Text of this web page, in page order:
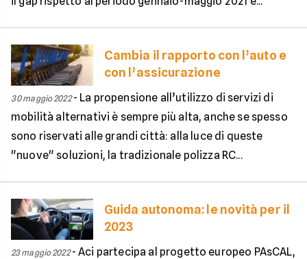
Cambia il rapporto con l’auto e
con l’assicurazione
30 maggio 2022- La propensione all’utilizzo di servizi di
mobilità alternativi è sempre più alta, anche se spesso
sono riservati alle grandi città: alla luce di queste
"nuove" soluzioni, la tradizionale polizza RC...
Guida autonoma: le novità per il
2023
23 maggio 2022-Aci partecipa al progetto europeo PAsCAL,